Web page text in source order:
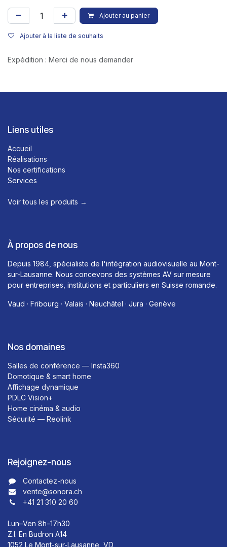
Ajouter au panier
Ajouter à la liste de souhaits
Expédition : Merci de nous demander
Liens utiles
Accueil
Réalisations
Nos certifications
Services
Voir tous les produits →​
À propos de nous
Depuis 1984, spécialiste de l'intégration audiovisuelle au Mont-
sur-Lausanne. Nous concevons des systèmes AV sur mesure
pour entreprises, institutions et particuliers en Suisse romande.
Vaud · Fribourg · Valais · Neuchâtel · Jura · Genève
Nos domaines
Salles de conférence — Insta360
Domotique & smart home
Affichage dynamique
PDLC Vision+
Home cinéma & audio
Sécurité — Reolink
Rejoignez-nous
Contactez-nous​​
vente@sonora.ch
+41 21 310 20 60
Lun–Ven 8h–17h30
Z.I. En Budron A14
1052 Le Mont-sur-Lausanne, VD